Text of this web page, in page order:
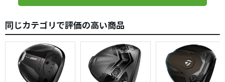
優しいオススメドライバーかと思います
同じカテゴリで評価の高い商品